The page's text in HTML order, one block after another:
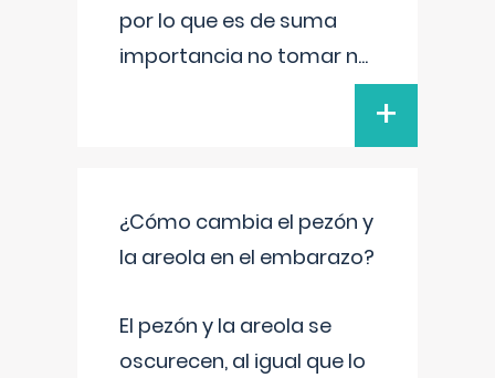
por lo que es de suma
importancia no tomar n...
+
¿Cómo cambia el pezón y
la areola en el embarazo?
El pezón y la areola se
oscurecen, al igual que lo